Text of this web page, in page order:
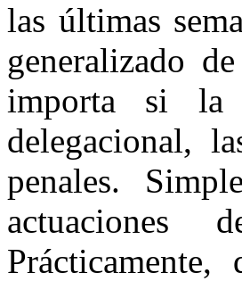
las últimas
generalizado
importa si la
delegacional,
penales.
actuaciones